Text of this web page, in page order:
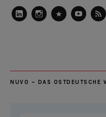
NUVO – DAS OSTDEUTSCHE